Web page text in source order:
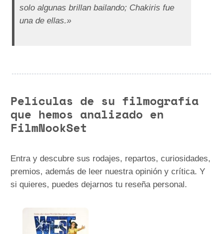
solo algunas brillan bailando; Chakiris fue
una de ellas.»
Películas de su filmografía
que hemos analizado en
FilmNookSet
Entra y descubre sus rodajes, repartos, curiosidades,
premios, además de leer nuestra opinión y crítica. Y
si quieres, puedes dejarnos tu reseña personal.